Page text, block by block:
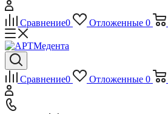
Сравнение0 Отложенные 0
Сравнение0 Отложенные 0